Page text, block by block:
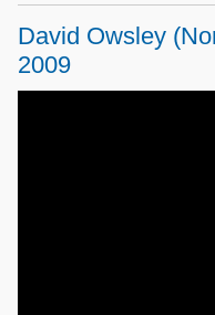
Micotoxinas
Avicultura
Porcicultura
Micotoxinas
Avicultura
David Owsley
2009